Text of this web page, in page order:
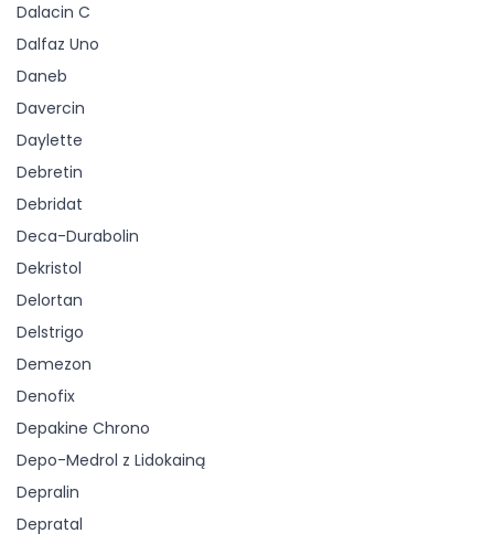
Dalacin C
Dalfaz Uno
Daneb
Davercin
Daylette
Debretin
Debridat
Deca-Durabolin
Dekristol
Delortan
Delstrigo
Demezon
Denofix
Depakine Chrono
Depo-Medrol z Lidokainą
Depralin
Depratal